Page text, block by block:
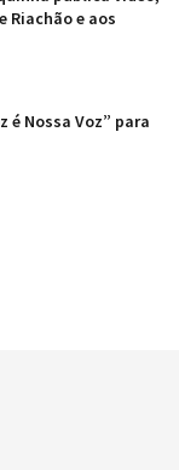
Riachão e aos
é Nossa Voz” para